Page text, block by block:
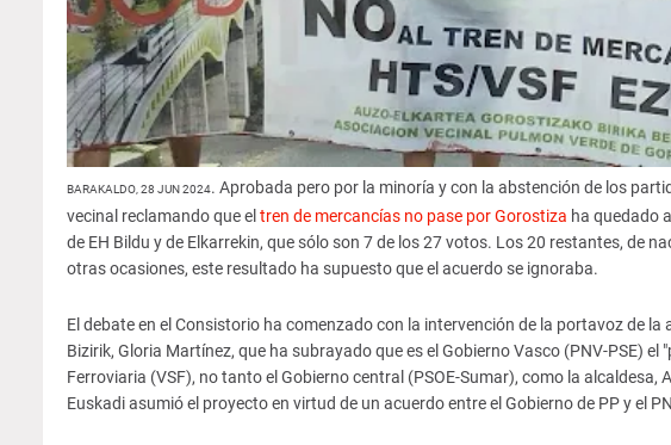
BARAKALDO, 28 JUN 2024. Aprobada pero por la minoría y con la abstención de los
vecinal reclamando que el tren de mercancías no pase por Gorostiza ha quedado
de EH Bildu y de Elkarrekin, que sólo son 7 de los 27 votos. Los 20 restantes, de
otras ocasiones, este resultado ha supuesto que el acuerdo se ignoraba.
El debate en el Consistorio ha comenzado con la intervención de la portavoz de
Bizirik, Gloria Martínez, que ha subrayado que es el Gobierno Vasco (PNV-PSE)
Ferroviaria (VSF), no tanto el Gobierno central (PSOE-Sumar), como la alcaldesa,
Euskadi asumió el proyecto en virtud de un acuerdo entre el Gobierno de PP y el